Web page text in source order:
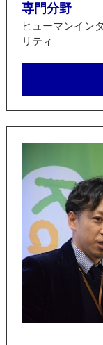
専門分野
ヒューマンイン
リティ